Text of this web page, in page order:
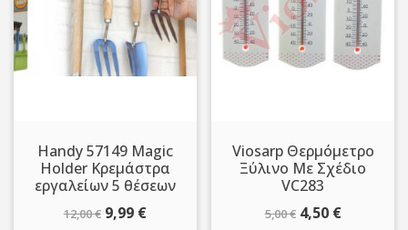
Handy 57149 Magic
Holder Κρεμάστρα
εργαλείων 5 θέσεων
12,00€ Original
9,99 €Η
Viosarp Θερμόμετρο
Ξύλινο Με Σχέδιο
VC283
5,00€ Original
4,50 €Η